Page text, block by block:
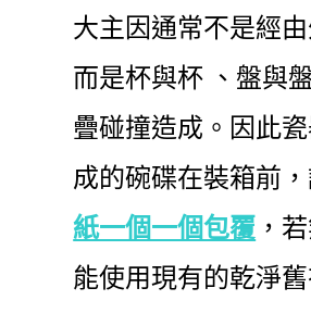
大主因通常不是經由
而是杯與杯 、盤與
疊碰撞造成。因此
成的碗碟在裝箱前
紙一個一個包覆 ，
能使用現有的乾淨